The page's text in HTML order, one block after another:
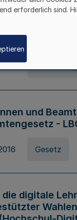
und
-
Gesetz
digitale
erforderlich sind.